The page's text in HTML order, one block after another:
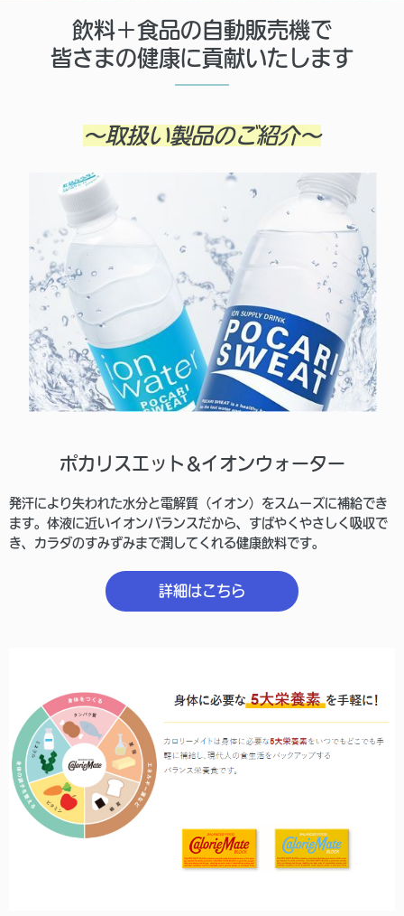
飲料＋食品の自動販売機で
皆さまの健康に貢献いたします
～取扱い製品のご紹介～
ポカリスエット&イオンウォーター
発汗により失われた水分と電解質（イオン）をスムーズに補給でき
ます。体液に近いイオンバランスだから、すばやくやさしく吸収で
き、カラダのすみずみまで潤してくれる健康飲料です。
詳細はこちら